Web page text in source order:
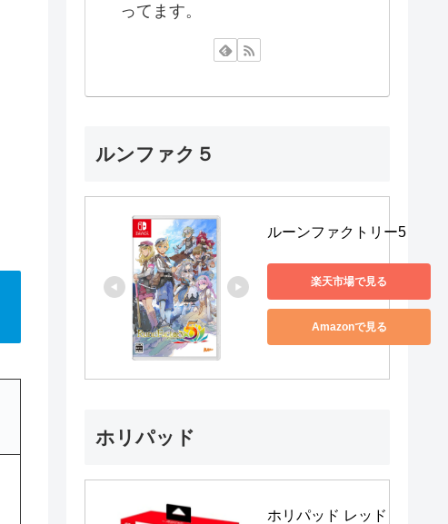
ってます。
ルンファク５
ルーンファクトリー5
楽天市場で見る
Amazonで見る
ホリパッド
ホリパッド レッド